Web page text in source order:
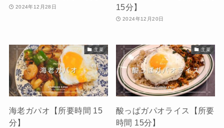
2024年12月28日
15分】
2024年12月20日
主菜
海老ガパオ【所要時間 15
分】
主菜
酸っぱガパオライス【所要
時間 15分】